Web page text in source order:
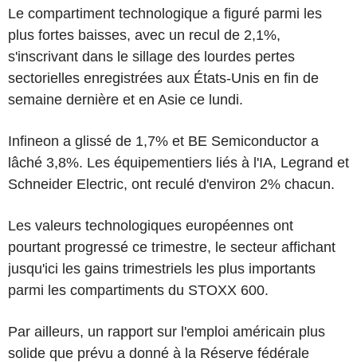
Le compartiment technologique a figuré parmi les
plus fortes baisses, avec un recul de 2,1%,
s'inscrivant dans le sillage des lourdes pertes
sectorielles enregistrées aux États-Unis en fin de
semaine dernière et en Asie ce lundi.
Infineon a glissé de 1,7% et BE Semiconductor a
lâché 3,8%. Les équipementiers liés à l'IA, Legrand et
Schneider Electric, ont reculé d'environ 2% chacun.
Les valeurs technologiques européennes ont
pourtant progressé ce trimestre, le secteur affichant
jusqu'ici les gains trimestriels les plus importants
parmi les compartiments du STOXX 600.
Par ailleurs, un rapport sur l'emploi américain plus
solide que prévu a donné à la Réserve fédérale